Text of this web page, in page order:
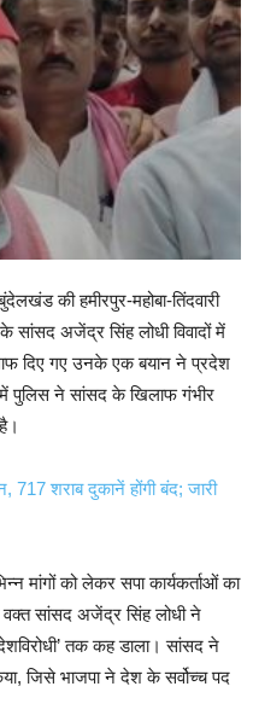
की हमीरपुर-महोबा-तिंदवारी
के सांसद अजेंद्र सिंह लोधी विवादों में
दिए गए उनके एक बयान ने प्रदेश
पुलिस ने सांसद के खिलाफ गंभीर
शराब दुकानें होंगी बंद; जारी
मांगों को लेकर सपा कार्यकर्ताओं का
वक्त सांसद अजेंद्र सिंह लोधी ने
तक कह डाला। सांसद ने
जिसे भाजपा ने देश के सर्वोच्च पद